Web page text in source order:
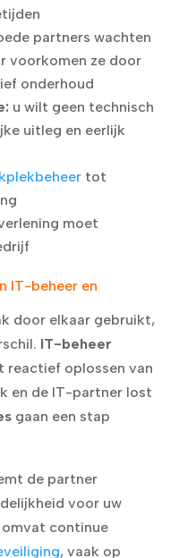
partners wachten
voorkomen ze door
onderhoud
u wilt geen technisch
uitleg en eerlijk
tot
moet
IT-beheer en
door elkaar gebruikt,
IT-beheer
reactief oplossen van
en de IT-partner lost
gaan een stap
de partner
voor uw
continue
, vaak op